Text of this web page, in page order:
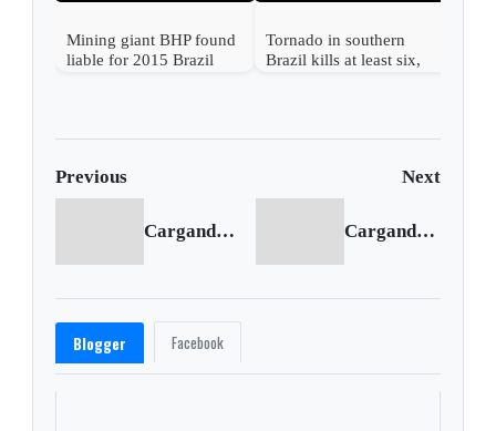
Mining giant BHP found
liable for 2015 Brazil
Tornado in southern
Brazil kills at least six,
Previous Next
Cargando anterior... Cargando siguiente...
Blogger Facebook